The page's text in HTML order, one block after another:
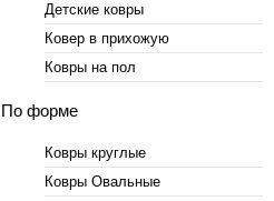
Детские ковры
Ковер в прихожую
Ковры на пол
По форме
Ковры круглые
Ковры Овальные